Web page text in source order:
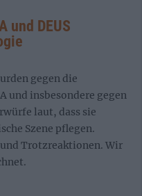
und DEUS
gegen die
und insbesondere gegen
laut, dass sie
Szene pflegen.
Trotzreaktionen. Wir